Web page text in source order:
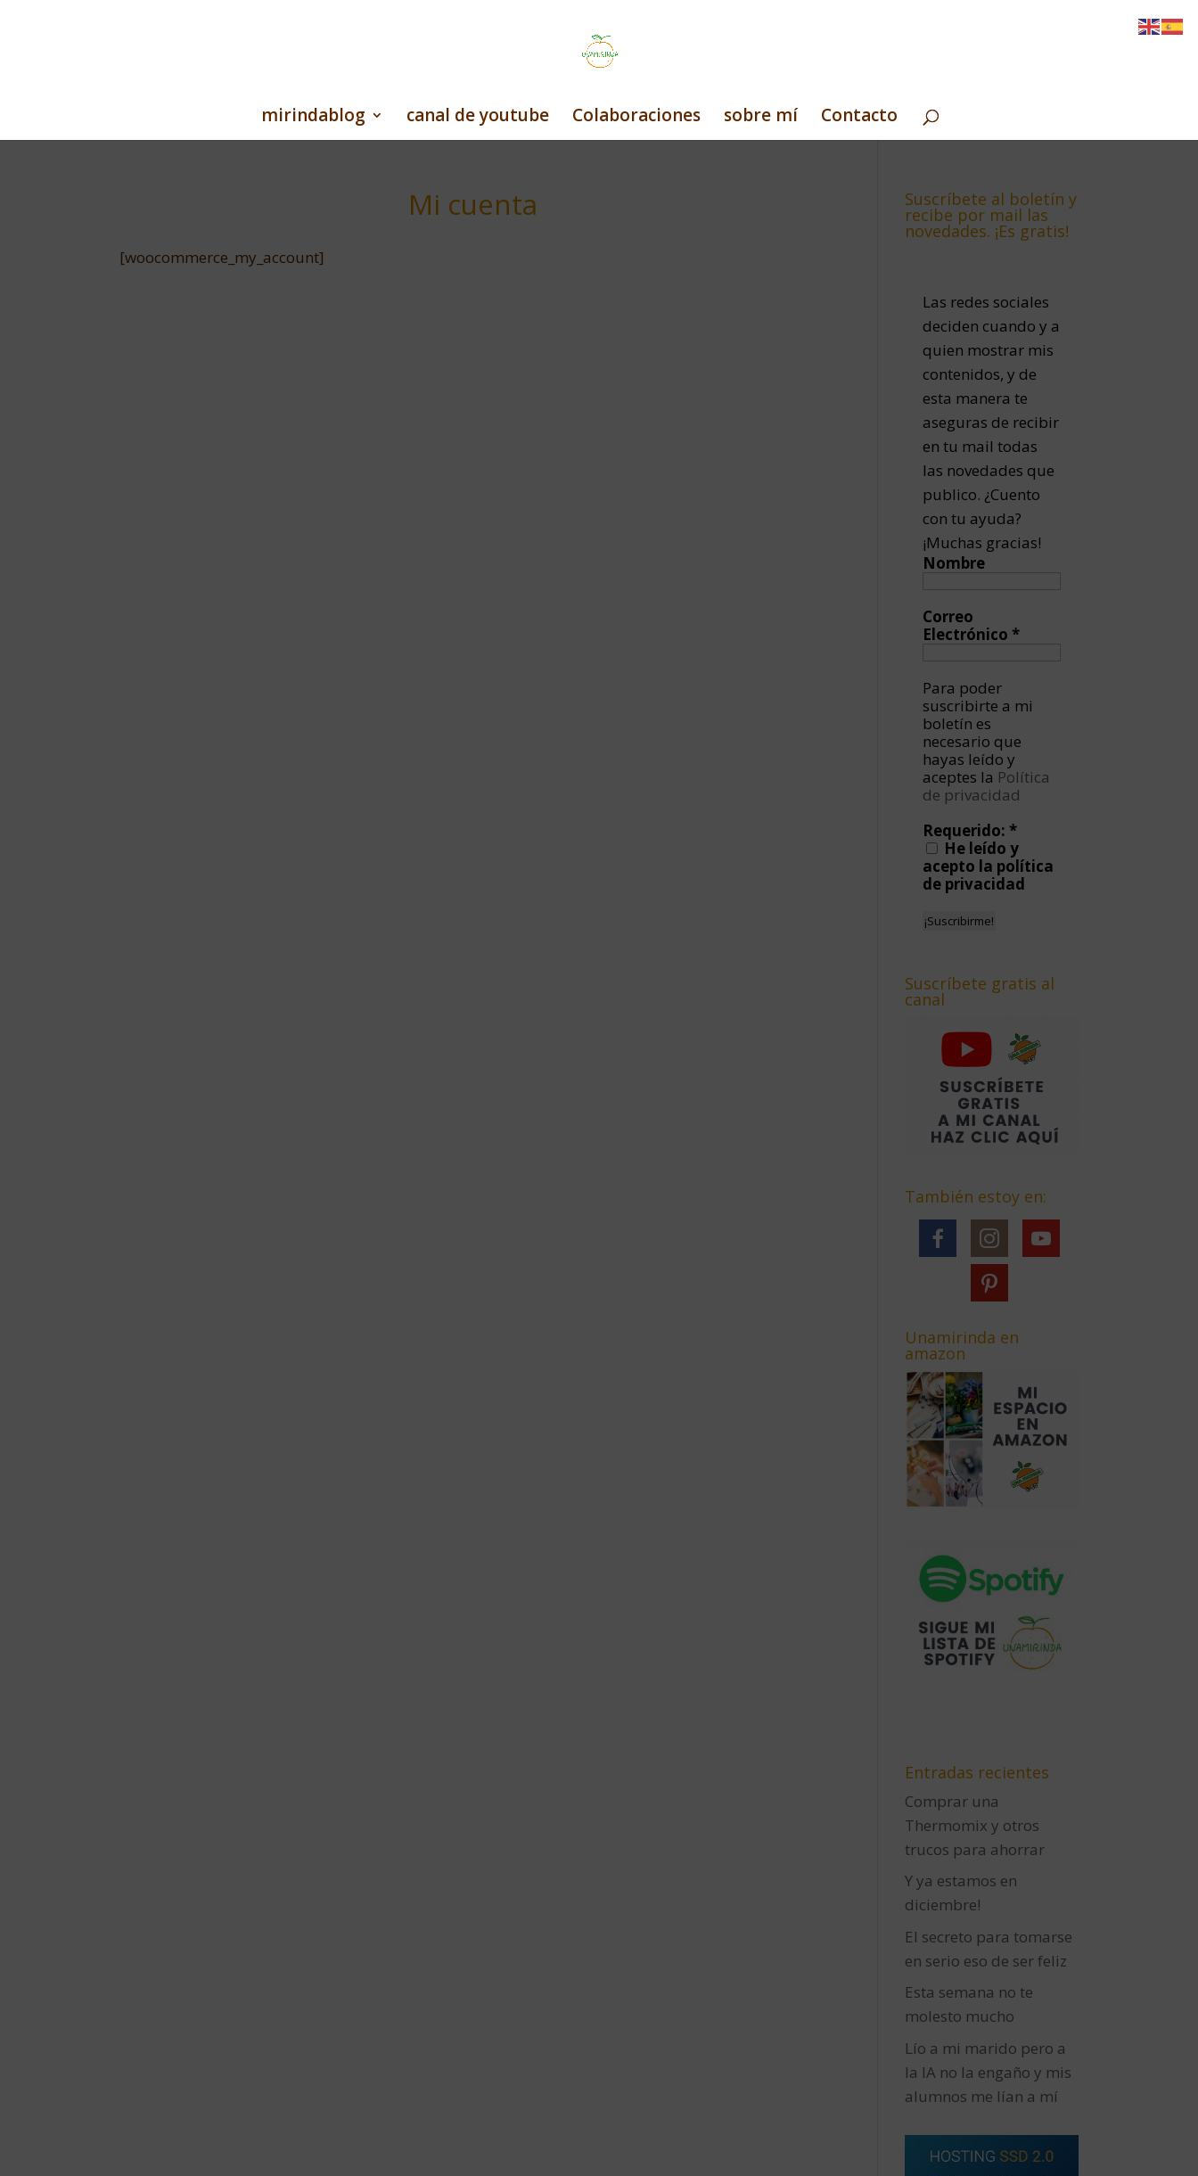
mirindablog canal de youtube Colaboraciones sobre mí Contacto
Mi cuenta
[woocommerce_my_account]
Suscríbete al boletín y
recibe por mail las
novedades. ¡Es gratis!
Las redes sociales
deciden cuando y a
quien mostrar mis
contenidos, y de
esta manera te
aseguras de recibir
en tu mail todas
las novedades que
publico. ¿Cuento
con tu ayuda?
¡Muchas gracias!
Nombre
Correo
Electrónico*
Para poder
suscribirte a mi
boletín es
necesario que
hayas leído y
aceptes la Política
de privacidad
Requerido:*
He leído y
acepto la política
de privacidad
Suscríbete gratis al
canal
También estoy en:
Unamirinda en
amazon
Entradas recientes
Comprar una
Thermomix y otros
trucos para ahorrar
Y ya estamos en
diciembre!
El secreto para tomarse
en serio eso de ser feliz
Esta semana no te
molesto mucho
Lío a mi marido pero a
la IA no la engaño y mis
alumnos me lían a mí